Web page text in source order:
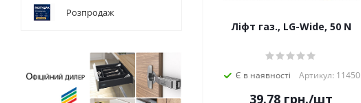
Ліфт газ., LG-Wide, 50 N
Є в наявності Артикул: 11450
39.78 грн./шт
Розпродаж